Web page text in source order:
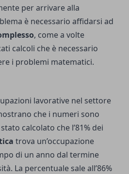
per arrivare alla
è necessario affidarsi ad
, come a volte
calcoli che è necessario
i problemi matematici.
lavorative nel settore
che i numeri sono
calcolato che l’81% dei
trova un’occupazione
di un anno dal termine
La percentuale sale all’86%